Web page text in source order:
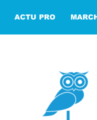
ACTU PRO